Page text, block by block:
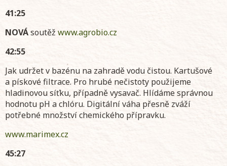
41:25
NOVÁsoutěž www.agrobio.cz
42:55
Jak udržet v bazénu na zahradě vodu čistou. Kartušové
a pískové filtrace. Pro hrubé nečistoty použijeme
hladinovou síťku, případně vysavač. Hlídáme správnou
hodnotu pH a chlóru. Digitální váha přesně zváží
potřebné množství chemického přípravku.
www.marimex.cz
45:27